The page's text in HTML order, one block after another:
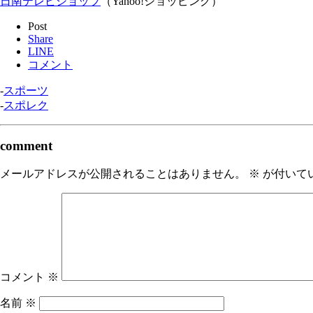
Post
Share
LINE
コメント
-スポーツ
-スポレク
comment
メールアドレスが公開されることはありません。 ※ が付いて
コメント ※
名前 ※